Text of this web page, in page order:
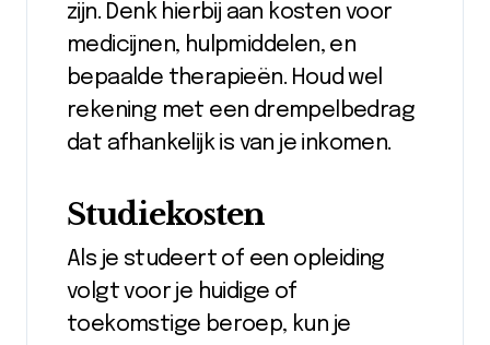
zijn. Denk hierbij aan kosten voor
medicijnen, hulpmiddelen, en
bepaalde therapieën. Houd wel
rekening met een drempelbedrag
dat afhankelijk is van je inkomen.
Studiekosten
Als je studeert of een opleiding
volgt voor je huidige of
toekomstige beroep, kun je